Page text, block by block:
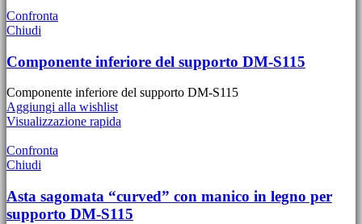
Confronta
Chiudi
Componente inferiore del supporto DM-S115
Componente inferiore del supporto DM-S115
Aggiungi alla wishlist
Visualizzazione rapida
Confronta
Chiudi
Asta sagomata “curved” con manico in legno per
supporto DM-S115